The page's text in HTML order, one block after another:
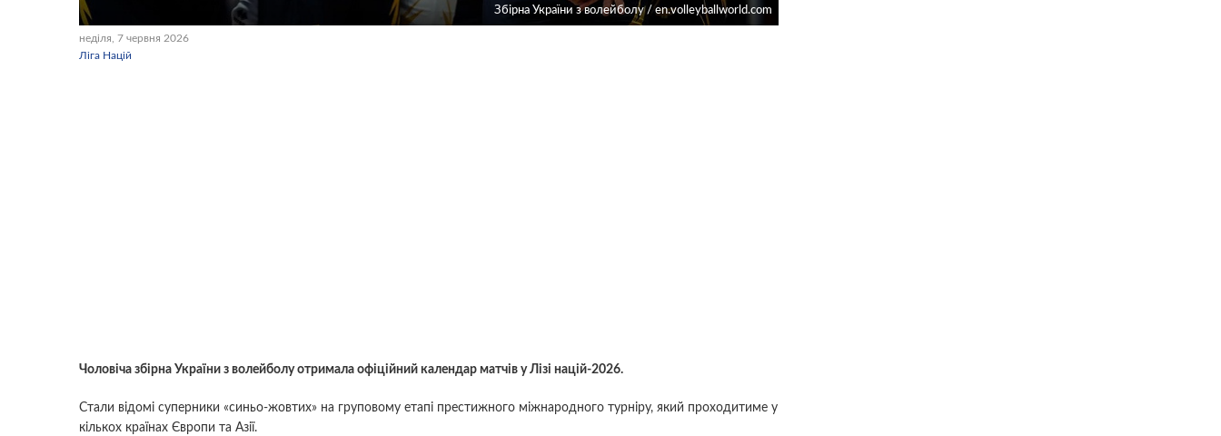
Збірна України з волейболу / en.volleyballworld.com
неділя, 7 червня 2026
Ліга Націй
Чоловіча збірна України з волейболу отримала офіційний календар матчів у Лізі націй-2026.
Стали відомі суперники «синьо-жовтих» на груповому етапі престижного міжнародного турніру, який проходитиме у
кількох країнах Європи та Азії.